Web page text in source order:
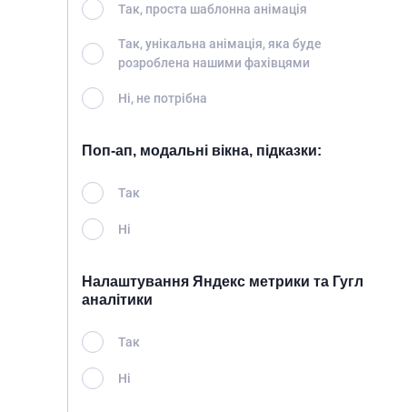
Так, проста шаблонна анімація
Так, унікальна анімація, яка буде
розроблена нашими фахівцями
Ні, не потрібна
Поп-ап, модальні вікна, підказки:
Так
Ні
Налаштування Яндекс метрики та Гугл
аналітики
Так
Ні